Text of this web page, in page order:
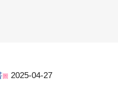
圖 2025-04-27